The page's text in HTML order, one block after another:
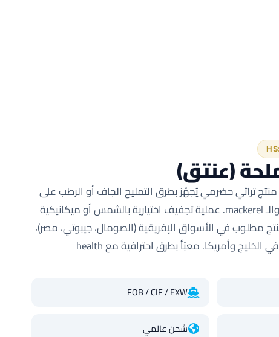
(عنتق)
تراثي حضرمي يُجهَّز بطرق التمليح الجاف أو الرطب على
أنواع مثل الـ tuna، البلاميط، والـ mackerel. عملية تجفيف اختيارية بالشمس أو ميكانيكية
مطلوب في الأسواق الإفريقية (الصومال، جيبوتي، مصر)،
شرق آسيا، وأسواق الجاليات في الخليج وأمريكا. معبّأ بطرق احترافية مع health
FOB / CIF / EXW
شحن عالمي